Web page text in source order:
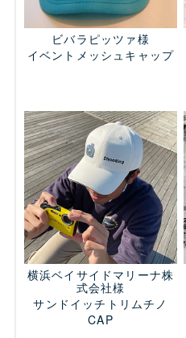
ビバラピッツァ様
イベントメッシュキャップ
横浜ベイサイドマリーナ株
式会社様
サンドイッチトリムチノ
CAP